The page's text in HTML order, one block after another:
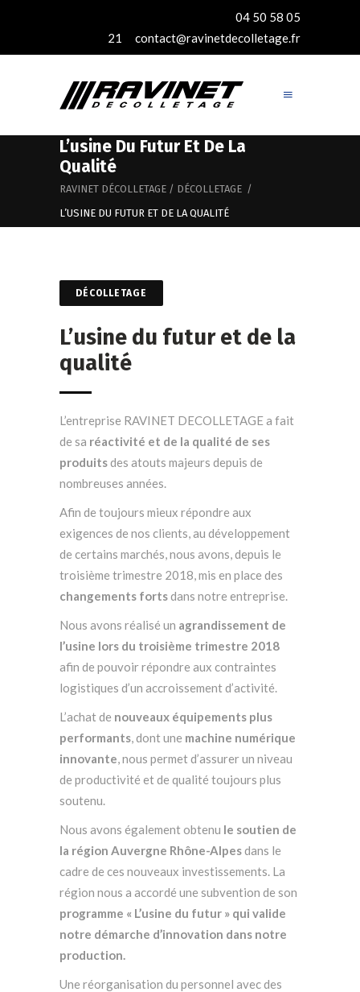
04 50 58 05
21
contact@ravinetdecolletage.fr
L’usine Du Futur Et De La
Qualité
RAVINET DÉCOLLETAGE / DÉCOLLETAGE /
L’USINE DU FUTUR ET DE LA QUALITÉ
DÉCOLLETAGE
L’usine du futur et de la
qualité
L’entreprise RAVINET DECOLLETAGE a fait
de sa réactivité et de la qualité de ses
produitsdes atouts majeurs depuis de
nombreuses années.
Afin de toujours mieux répondre aux
exigences de nos clients, au développement
de certains marchés, nous avons, depuis le
troisième trimestre 2018, mis en place des
changements fortsdans notre entreprise.
Nous avons réalisé un agrandissement de
l’usine lors du troisième trimestre 2018
afin de pouvoir répondre aux contraintes
logistiques d’un accroissement d’activité.
L’achat de nouveaux équipements plus
performants, dont une machine numérique
innovante, nous permet d’assurer un niveau
de productivité et de qualité toujours plus
soutenu.
Nous avons également obtenu le soutien de
la région Auvergne Rhône-Alpesdans le
cadre de ces nouveaux investissements. La
région nous a accordé une subvention de son
programme « L’usine du futur » qui valide
notre démarche d’innovation dans notre
production.
Une réorganisation du personnel avec des